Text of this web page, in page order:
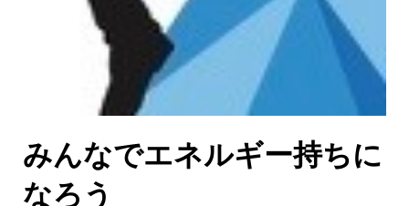
みんなでエネルギー持ちに
なろう